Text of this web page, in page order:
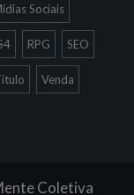
Sociais
RPG SEO
Venda
Coletiva